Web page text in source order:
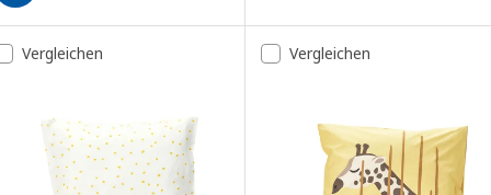
Vergleichen Vergleichen